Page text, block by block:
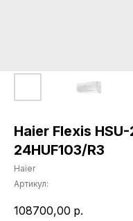
Haier Flexis
24HUF103/R3
Haier
Артикул:
108700,00 р.